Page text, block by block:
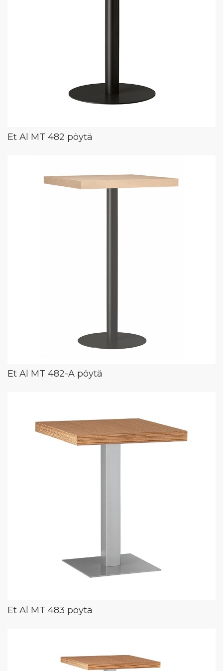
Et Al MT 482 pöytä
Et Al MT 482-A pöytä
Et Al MT 483 pöytä